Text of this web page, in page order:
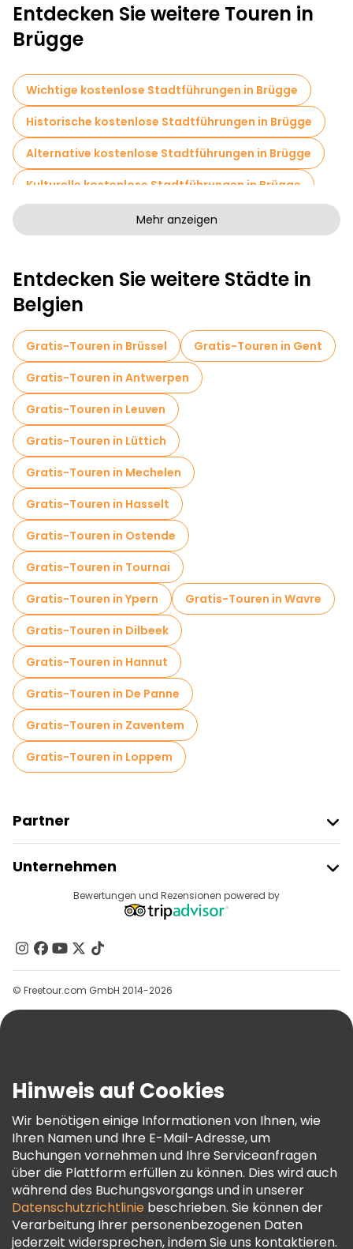
Entdecken Sie weitere Touren in
Brügge
Wichtige kostenlose Stadtführungen in Brügge
Historische kostenlose Stadtführungen in Brügge
Alternative kostenlose Stadtführungen in Brügge
Kulturelle kostenlose Stadtführungen in Brügge
Kostenlose Rundgänge für Familien in Brügge
Museen in Brügge
Kostenlose Altstadtbesichtigung in Brügge
Führungen für kleine Gruppen in Brügge
Markttouren in Brügge
Lokale Verkostungstouren in Brügge
Kostenlose Tagesausflüge in Brügge
Kostenlose Nachtwanderungen in Brügge
Fahrradtouren in Brügge
Food-Touren in Brügge
Kostenlose Führungen in der Nähe Market Square
Kostenlose Führungen in der Nähe Belfry of Bruges
Mehr anzeigen
Entdecken Sie weitere Städte in
Belgien
Gratis-Touren in Brüssel
Gratis-Touren in Gent
Gratis-Touren in Antwerpen
Gratis-Touren in Leuven
Gratis-Touren in Lüttich
Gratis-Touren in Mechelen
Gratis-Touren in Hasselt
Gratis-Touren in Ostende
Gratis-Touren in Tournai
Gratis-Touren in Ypern
Gratis-Touren in Wavre
Gratis-Touren in Dilbeek
Gratis-Touren in Hannut
Gratis-Touren in De Panne
Gratis-Touren in Zaventem
Gratis-Touren in Loppem
Partner
Anbieter-Anmeldung
Affiliate-Programm
Unternehmen
Reiseziele
Kontakt
Gruppen
Hilfe
AGB Und Rechtliches
Cookie-Richtlinie
Freetour Auszeichnungen
Treueprogramm
Bewertungen und Rezensionen powered by
© Freetour.com GmbH 2014-2026
Hinweis auf Cookies
Wir benötigen einige Informationen von Ihnen, wie
Ihren Namen und Ihre E-Mail-Adresse, um
Buchungen vornehmen und Ihre Serviceanfragen
über die Plattform erfüllen zu können. Dies wird auch
während des Buchungsvorgangs und in unserer
Datenschutzrichtlinie beschrieben. Sie können der
Verarbeitung Ihrer personenbezogenen Daten
jederzeit widersprechen, indem Sie uns kontaktieren.